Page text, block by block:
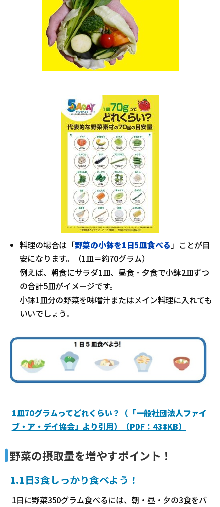
料理の場合は「野菜の小鉢を1日5皿食べる 」ことが目
安になります。（1皿＝約70グラム）
例えば、朝食にサラダ1皿、昼食・夕食で小鉢2皿ずつ
の合計5皿がイメージです。
小鉢1皿分の野菜を味噌汁またはメイン料理に入れても
いいでしょう。
1皿70グラムってどれくらい？（「一般社団法人ファイ
ブ・ア・デイ協会」より引用）（PDF：438KB）
野菜の摂取量を増やすポイント！
1.1日3食しっかり食べよう！
1日に野菜350グラム食べるには、朝・昼・夕の3食をバ